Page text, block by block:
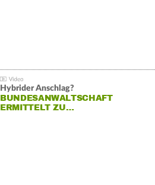
Hybrider Anschlag?
BUNDESANWALTSCHAFT
ERMITTELT ZU…